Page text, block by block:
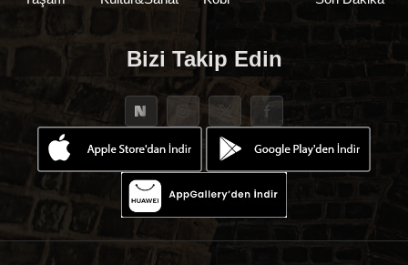
Bizi Takip Edin